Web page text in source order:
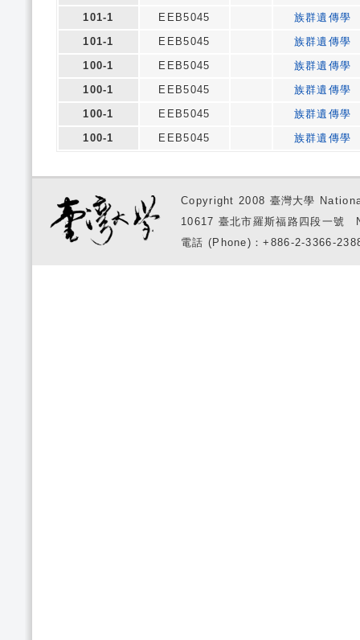
101-1
EEB5045
族群遺傳學
101-1
EEB5045
族群遺傳學
100-1
EEB5045
族群遺傳學
100-1
EEB5045
族群遺傳學
100-1
EEB5045
族群遺傳學
100-1
EEB5045 族群遺傳學
Copyright 2008 臺灣大學
10617 臺北市羅斯福路四段一
電話 (Phone)：+886-2-3366-